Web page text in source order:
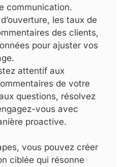
communication.
les taux de
des clients,
pour ajuster vos
attentif aux
de votre
questions, résolvez
vous avec
proactive.
vous pouvez créer
ciblée qui résonne